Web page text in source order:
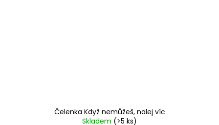
Čelenka Když nemůžeš, nalej víc
Skladem (>5 ks)